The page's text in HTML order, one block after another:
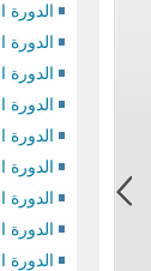
الدورة التاسعة -
الدورة
الدورة
الدورة الثامنة -
الدورة
الدورة
الدورة الثالثة- 15
الدورة
الدورة